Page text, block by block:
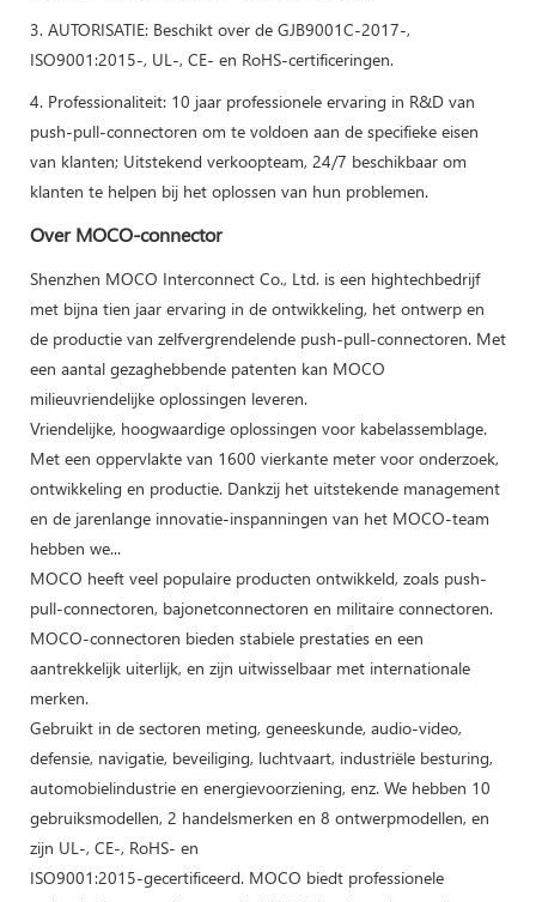
3. AUTORISATIE: Beschikt over de GJB9001C-2017-,
ISO9001:2015-, UL-, CE- en RoHS-certificeringen.
4. Professionaliteit: 10 jaar professionele ervaring in R&D van
push-pull-connectoren om te voldoen aan de specifieke eisen
van klanten; Uitstekend verkoopteam, 24/7 beschikbaar om
klanten te helpen bij het oplossen van hun problemen.
Over MOCO-connector
Shenzhen MOCO Interconnect Co., Ltd. is een hightechbedrijf
met bijna tien jaar ervaring in de ontwikkeling, het ontwerp en
de productie van zelfvergrendelende push-pull-connectoren. Met
een aantal gezaghebbende patenten kan MOCO
milieuvriendelijke oplossingen leveren.
Vriendelijke, hoogwaardige oplossingen voor kabelassemblage.
Met een oppervlakte van 1600 vierkante meter voor onderzoek,
ontwikkeling en productie. Dankzij het uitstekende management
en de jarenlange innovatie-inspanningen van het MOCO-team
hebben we...
MOCO heeft veel populaire producten ontwikkeld, zoals push-
pull-connectoren, bajonetconnectoren en militaire connectoren.
MOCO-connectoren bieden stabiele prestaties en een
aantrekkelijk uiterlijk, en zijn uitwisselbaar met internationale
merken.
Gebruikt in de sectoren meting, geneeskunde, audio-video,
defensie, navigatie, beveiliging, luchtvaart, industriële besturing,
automobielindustrie en energievoorziening, enz. We hebben 10
gebruiksmodellen, 2 handelsmerken en 8 ontwerpmodellen, en
zijn UL-, CE-, RoHS- en
ISO9001:2015-gecertificeerd. MOCO biedt professionele